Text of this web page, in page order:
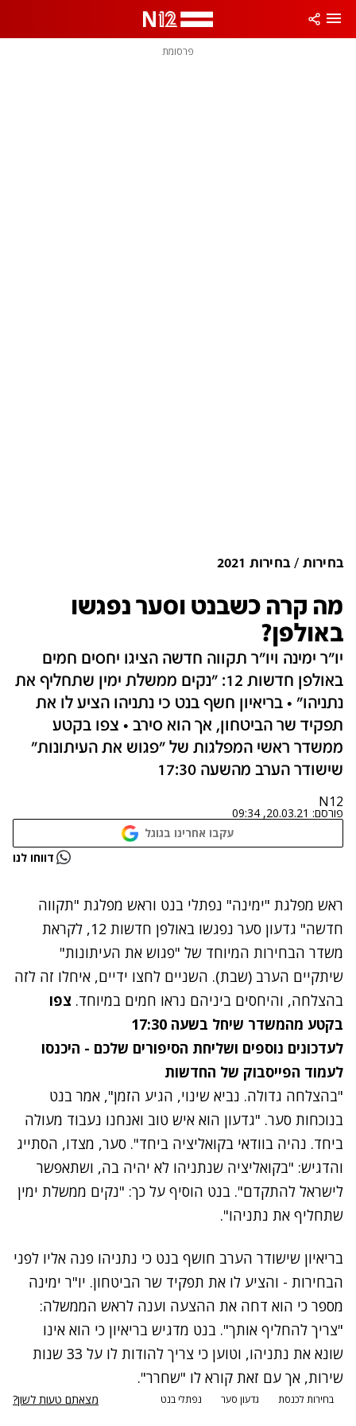
פרסומת
בחירות בחירות 2021
מה קרה כשבנט וסער נפגשו
באולפן?
יו"ר ימינה ויו"ר תקווה חדשה הציגו יחסים חמים
באולפן חדשות 12: "נקים ממשלת ימין שתחליף את
נתניהו" • בריאיון חשף בנט כי נתניהו הציע לו את
תפקיד שר הביטחון, אך הוא סירב • צפו בקטע
ממשדר ראשי המפלגות של "פגוש את העיתונות"
שישודר הערב מהשעה 17:30
N12
פורסם: 20.03.21, 09:34
עקבו אחרינו בגוגל
נתקלנו בבעיה דווחו לנו
ראש מפלגת "ימינה" נפתלי בנט וראש מפלגת "תקווה
חדשה" גדעון סער נפגשו באולפן חדשות 12, לקראת
משדר הבחירות המיוחד של "פגוש את העיתונות"
שיתקיים הערב (שבת). השניים לחצו ידיים, איחלו זה לזה
בהצלחה, והיחסים ביניהם נראו חמים במיוחד. צפו
בקטע מהמשדר שיחל בשעה 17:30
לעדכונים נוספים ושליחת הסיפורים שלכם - היכנסו
לעמוד הפייסבוק של החדשות
"בהצלחה גדולה. נביא שינוי, הגיע הזמן", אמר בנט
בנוכחות סער. "גדעון הוא איש טוב ואנחנו נעבוד מעולה
ביחד. נהיה בוודאי בקואליציה ביחד". סער, מצדו, הסתייג
והדגיש: "בקואליציה שנתניהו לא יהיה בה, ושתאפשר
לישראל להתקדם". בנט הוסיף על כך: "נקים ממשלת ימין
שתחליף את נתניהו".
בריאיון שישודר הערב חושף בנט כי נתניהו פנה אליו לפני
הבחירות - והציע לו את תפקיד שר הביטחון. יו"ר ימינה
מספר כי הוא דחה את ההצעה וענה לראש הממשלה:
"צריך להחליף אותך". בנט מדגיש בריאיון כי הוא אינו
שונא את נתניהו, וטוען כי צריך להודות לו על 33 שנות
שירות, אך עם זאת קורא לו "שחרר".
בחירות לכנסת גדעון סער נפתלי בנט מצאתם טעות לשון?